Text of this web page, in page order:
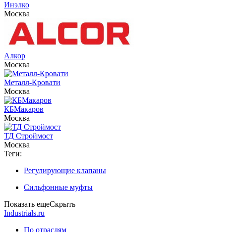
Инэлко
Москва
Алкор
Москва
Металл-Кровати
Москва
КБМакаров
Москва
ТД Строймост
Москва
Теги:
Регулирующие клапаны
Сильфонные муфты
Показать ещеСкрыть
Industrials.ru
По отраслям